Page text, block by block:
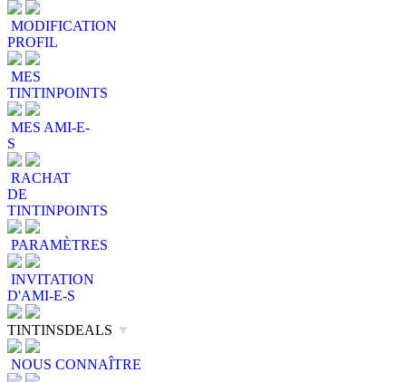
MODIFICATION
PROFIL
MES
TINTINPOINTS
MES AMI-E-
S
RACHAT
DE
TINTINPOINTS
PARAMÈTRES
INVITATION
D'AMI-E-S
TINTINSDEALS ▼
NOUS CONNAÎTRE